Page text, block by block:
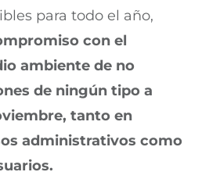
para todo el año,
con el
ambiente de no
de ningún tipo a
tanto en
administrativos como